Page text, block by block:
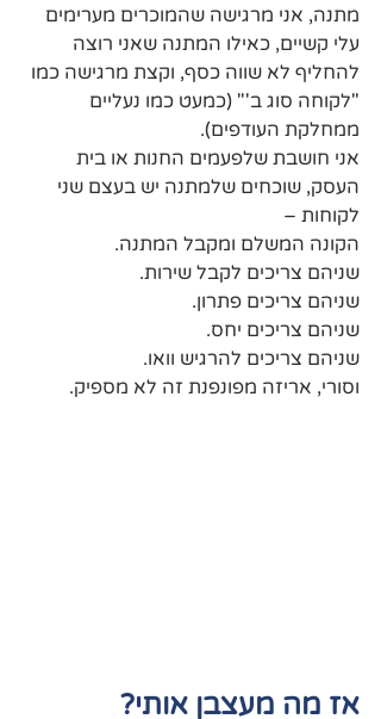
מתנה, אני מרגישה שהמוכרים מערימים
עלי קשיים, כאילו המתנה שאני רוצה
להחליף לא שווה כסף, וקצת מרגישה כמו
"לקוחה סוג ב'" (כמעט כמו נעליים
ממחלקת העודפים).
אני חושבת שלפעמים החנות או בית
העסק, שוכחים שלמתנה יש בעצם שני
לקוחות –
הקונה המשלם ומקבל המתנה.
שניהם צריכים לקבל שירות.
שניהם צריכים פתרון.
שניהם צריכים יחס.
שניהם צריכים להרגיש וואו.
וסורי, אריזה מפונפנת זה לא מספיק.
אז מה מעצבן אותי?